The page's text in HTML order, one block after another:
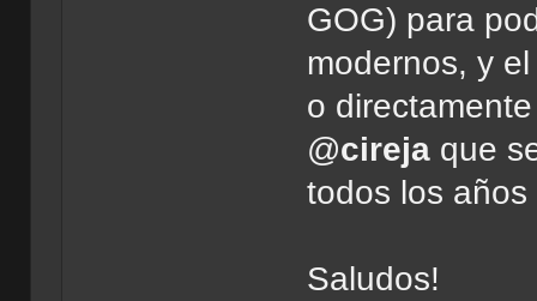
GOG) para
modernos, y
o
@cireja que
todos los años
Saludos!